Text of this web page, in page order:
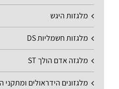
מלגזות היגש
מלגזות חשמליות DS
מלגזה אדם הולך ST
מלגזונים הידראולים ומתקני